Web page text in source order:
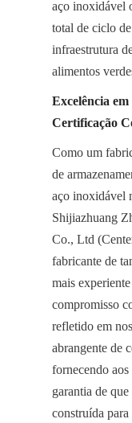
aço inoxidável
total de ciclo
infraestrutura
alimentos
Excelência
Certificação
Como um
de
aço inoxidável
Shijiazhuang
Co., Ltd
fabricante de
mais
compromisso
refletido em
abrangente de
fornecendo aos
garantia de
construída para